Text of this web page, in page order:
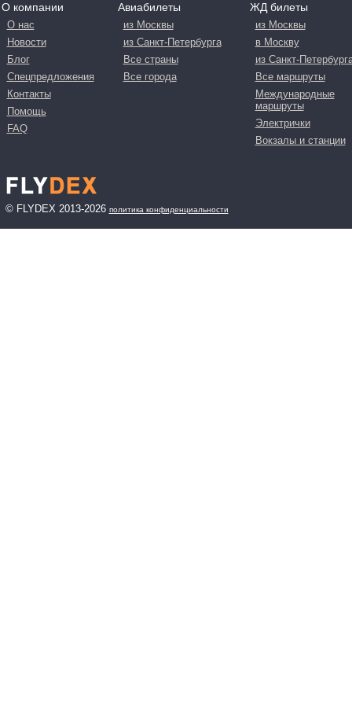
О компании
О нас
Новости
Блог
Спецпредложения
Контакты
Помощь
FAQ
Авиабилеты
из Москвы
из Санкт-Петербурга
Все страны
Все города
ЖД билеты
из Москвы
в Москву
из Санкт-
Все маршруты
Международные
маршруты
Электрички
Вокзалы и станции
© FLYDEX 2013-2026 политика конфиденциальности